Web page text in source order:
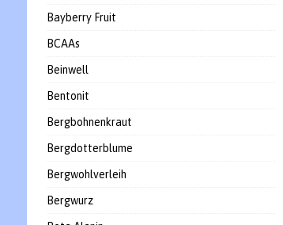
Bayberry Fruit
BCAAs
Beinwell
Bentonit
Bergbohnenkraut
Bergdotterblume
Bergwohlverleih
Bergwurz